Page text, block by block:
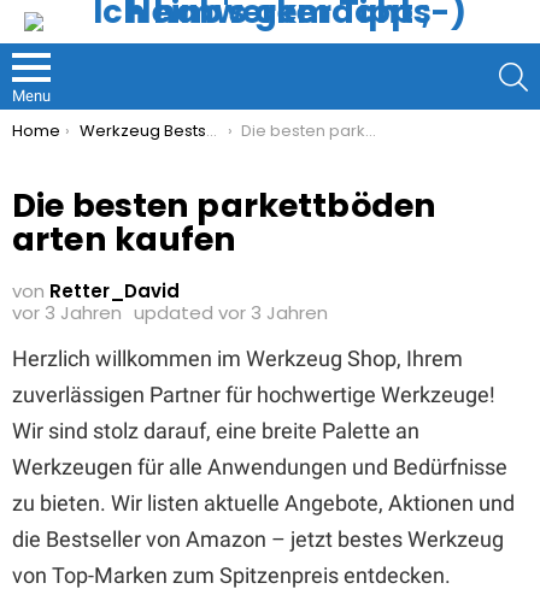
Menu
You are here:
Home Werkzeug Bestseller Die besten parkettböden arten kaufen
Die besten parkettböden
arten kaufen
von Retter_David
vor 3 Jahren updated vor 3 Jahren
Herzlich willkommen im Werkzeug Shop, Ihrem
zuverlässigen Partner für hochwertige Werkzeuge!
Wir sind stolz darauf, eine breite Palette an
Werkzeugen für alle Anwendungen und Bedürfnisse
zu bieten. Wir listen aktuelle Angebote, Aktionen und
die Bestseller von Amazon – jetzt bestes Werkzeug
von Top-Marken zum Spitzenpreis entdecken.